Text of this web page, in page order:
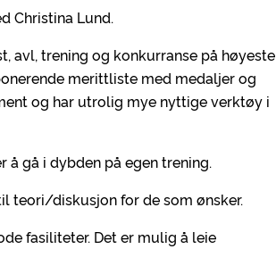
Christina Lund.
avl, trening og konkurranse på høyeste
merittliste med medaljer og
og har utrolig mye nyttige verktøy i
gå i dybden på egen trening.
teori/diskusjon for de som ønsker.
fasiliteter. Det er mulig å leie